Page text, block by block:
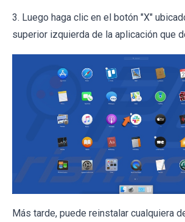
3. Luego haga clic en el botón "X"
superior izquierda de la aplicación que
Más tarde, puede reinstalar cualquiera